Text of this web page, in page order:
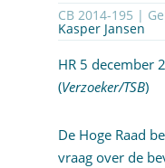
CB
Kasper Jansen
HR 5 december
(Verzoeker/TSB)
De Hoge Raad
vraag over de